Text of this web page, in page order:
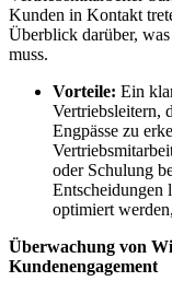
Kunden in Kontakt
Überblick darüber,
muss.
Vorteile: Ein
Vertriebsleitern,
Engpässe zu
oder Schulung
Entscheidungen
optimiert
Überwachung von
Kundenengagement